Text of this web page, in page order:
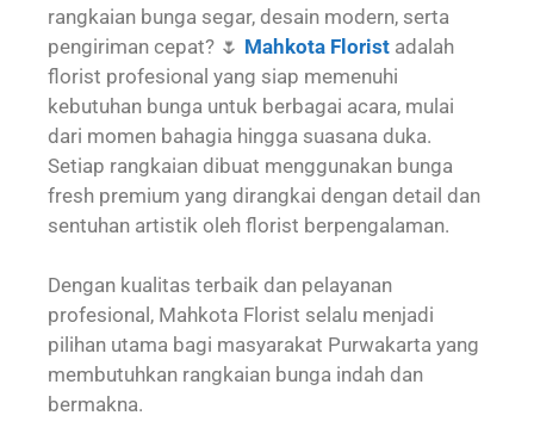
rangkaian bunga segar, desain modern, serta
pengiriman cepat? 🌷 Mahkota Florist adalah
florist profesional yang siap memenuhi
kebutuhan bunga untuk berbagai acara, mulai
dari momen bahagia hingga suasana duka.
Setiap rangkaian dibuat menggunakan bunga
fresh premium yang dirangkai dengan detail dan
sentuhan artistik oleh florist berpengalaman.
Dengan kualitas terbaik dan pelayanan
profesional, Mahkota Florist selalu menjadi
pilihan utama bagi masyarakat Purwakarta yang
membutuhkan rangkaian bunga indah dan
bermakna.